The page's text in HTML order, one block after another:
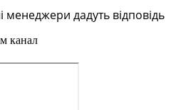
дадуть відповідь
канал